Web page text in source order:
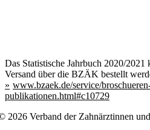
Das Statistische Jahrbuch 2020/
Versand über die BZÄK bestellt
www.bzaek.de/service/
publikationen.html#c10729
2026 Verband der Zahnärztinnen